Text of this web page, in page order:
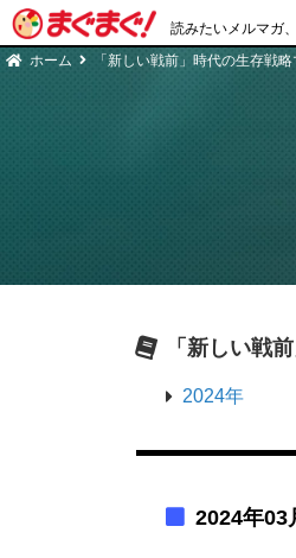
読みたいメルマガ
ホーム 「新しい戦前」時代の生存戦
「新しい戦
2024年
2024年03